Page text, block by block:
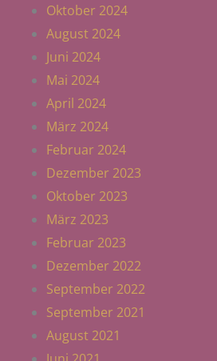
Oktober 2024
August 2024
Juni 2024
Mai 2024
April 2024
März 2024
Februar 2024
Dezember 2023
Oktober 2023
März 2023
Februar 2023
Dezember 2022
September 2022
September 2021
August 2021